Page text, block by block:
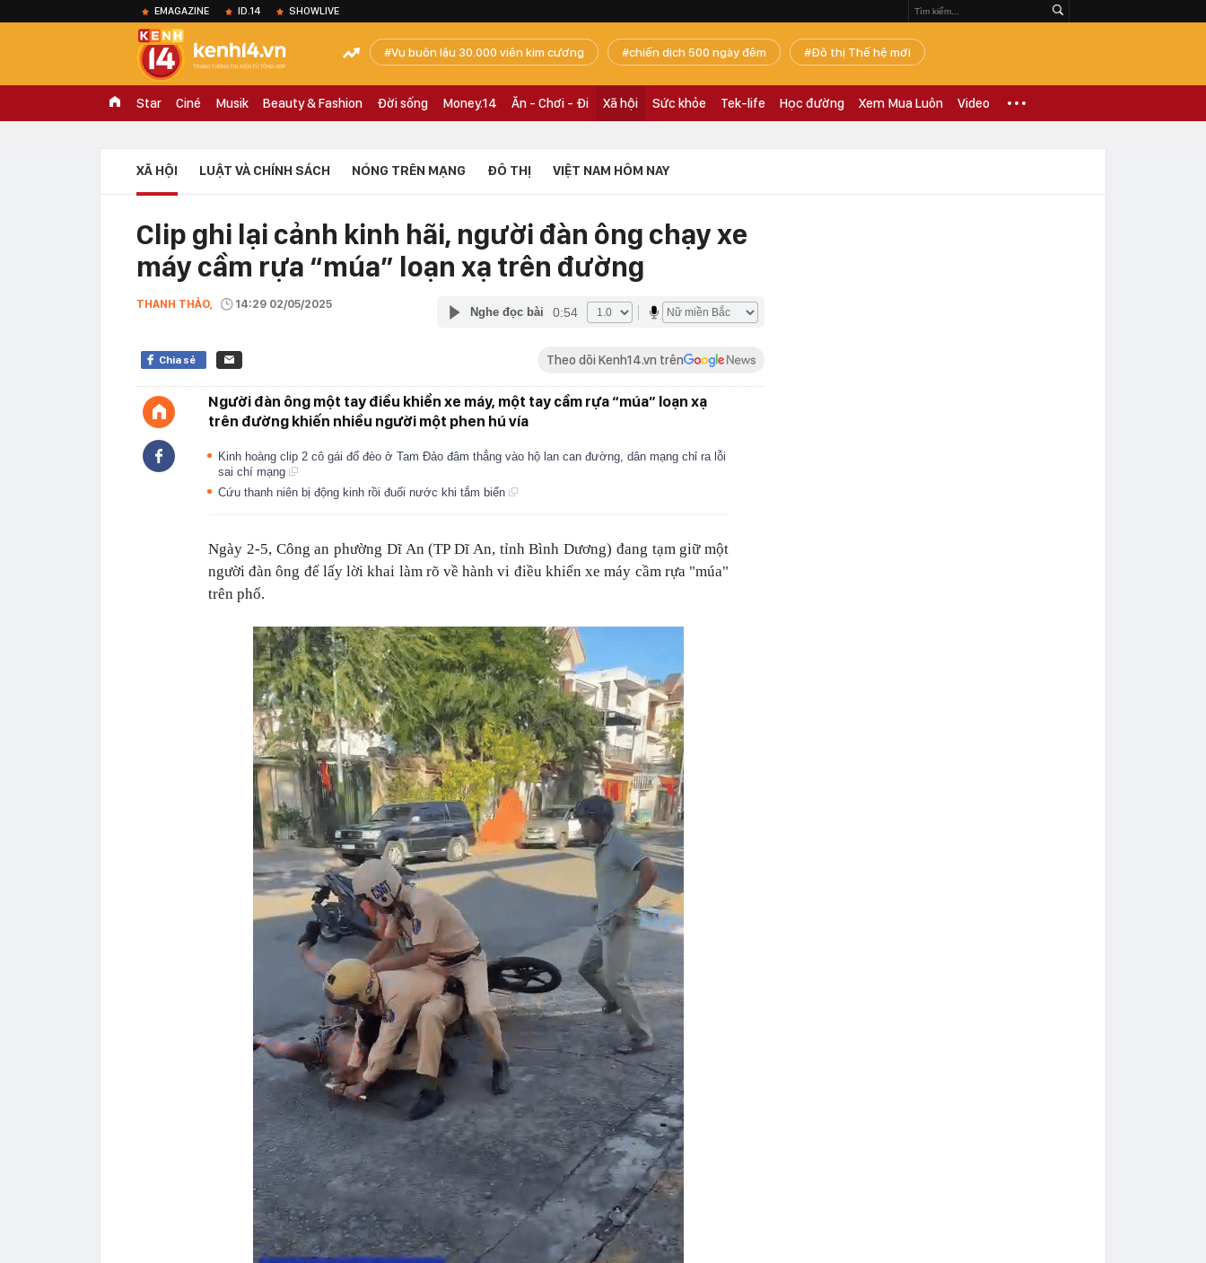
EMAGAZINE ID.14 SHOWLIVE
Vụ buôn lậu 30.000 viên kim cương chiến dịch 500 ngày đêm Đô thị Thế hệ mới
Star Ciné Musik Beauty & Fashion Đời sống Money.14 Ăn - Chơi - Đi Xã hội Sức khỏe Tek-life Học đường Xem Mua Luôn Video
XÃ HỘI LUẬT VÀ CHÍNH SÁCH NÓNG TRÊN MẠNG ĐÔ THỊ VIỆT NAM HÔM NAY
Clip ghi lại cảnh kinh hãi, người đàn ông chạy xe
máy cầm rựa “múa” loạn xạ trên đường
THANH THẢO, 14:29 02/05/2025
Nghe đọc bài 0:54
Chia sẻ Theo dõi Kenh14.vn trên
Người đàn ông một tay điều khiển xe máy, một tay cầm rựa “múa” loạn xạ
trên đường khiến nhiều người một phen hú vía
Kinh hoàng clip 2 cô gái đổ đèo ở Tam Đảo đâm thẳng vào hộ lan can đường, dân mạng chỉ ra lỗi
sai chí mạng
Cứu thanh niên bị động kinh rồi đuối nước khi tắm biển
Ngày 2-5, Công an phường Dĩ An (TP Dĩ An, tỉnh Bình Dương) đang tạm giữ một
người đàn ông để lấy lời khai làm rõ về hành vi điều khiển xe máy cầm rựa "múa"
trên phố.